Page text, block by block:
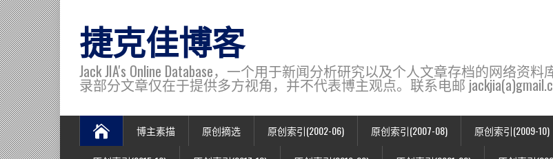
捷克佳博客
Jack JIA's Online Database，一个用于新闻分析研究以及个人文章存档的网络资
录部分文章仅在于提供多方视角，并不代表博主观点。联系电邮
博主素描 原创摘选 原创索引(2002-06) 原创索引(2007-08) 原创索引(2009-10)